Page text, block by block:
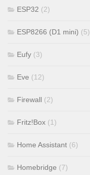
ESP32 (2)
ESP8266 (D1 mini) (5)
Eufy (3)
Eve (12)
Firewall (2)
Fritz!Box (1)
Home Assistant (6)
Homebridge (7)